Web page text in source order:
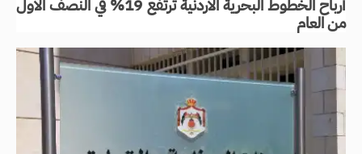
أرباح الخطوط البحرية الأردنية ترتفع 19% في النصف الأول
من العام